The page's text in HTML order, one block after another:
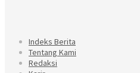
Indeks Berita
Tentang Kami
Redaksi